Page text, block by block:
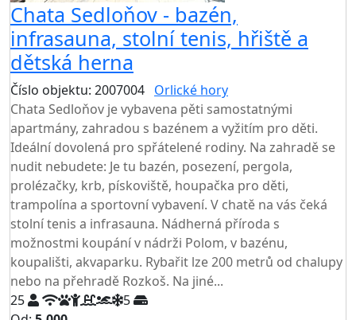
Chata Sedloňov - bazén,
infrasauna, stolní tenis, hřiště a
dětská herna
Číslo objektu: 2007004 Orlické hory
Chata Sedloňov je vybavena pěti samostatnými
apartmány, zahradou s bazénem a vyžitím pro děti.
Ideální dovolená pro spřátelené rodiny. Na zahradě se
nudit nebudete: Je tu bazén, posezení, pergola,
prolézačky, krb, pískoviště, houpačka pro děti,
trampolína a sportovní vybavení. V chatě na vás čeká
stolní tenis a infrasauna. Nádherná příroda s
možnostmi koupání v nádrži Polom, v bazénu,
koupališti, akvaparku. Rybařit lze 200 metrů od chalupy
nebo na přehradě Rozkoš. Na jiné...
25
5